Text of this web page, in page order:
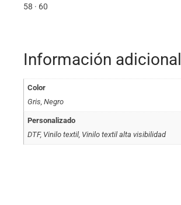
58 · 60
Información adicional
Color
Gris, Negro
Personalizado
DTF, Vinilo textil, Vinilo textil alta visibilidad